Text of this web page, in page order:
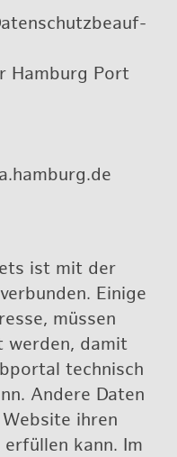
Ham­burg Port
ist mit der
Ei­ni­ge
müs­sen
wer­den, damit
tech­nisch
An­de­re Daten
ihren
kann. Im